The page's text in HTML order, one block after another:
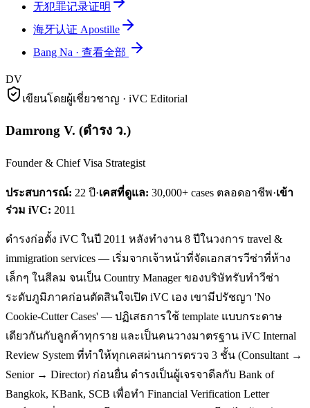
无犯罪记录证明
海牙认证 Apostille
Bang Na · 查看全部
DV
เขียนโดยผู้เชี่ยวชาญ · iVC Editorial
Damrong V. (ดำรง ว.)
Founder & Chief Visa Strategist
ประสบการณ์: 22 ปี·เคสที่ดูแล: 30,000+ cases ตลอดอาชีพ·เข้า
ร่วม iVC: 2011
ดำรงก่อตั้ง iVC ในปี 2011 หลังทำงาน 8 ปีในวงการ travel &
immigration services — เริ่มจากเจ้าหน้าที่จัดเอกสารวีซ่าที่ห้าง
เล็กๆ ในสีลม จนเป็น Country Manager ของบริษัทรับทำวีซ่า
ระดับภูมิภาคก่อนตัดสินใจเปิด iVC เอง เขามีปรัชญา 'No
Cookie-Cutter Cases' — ปฏิเสธการใช้ template แบบกระดาษ
เดียวกันกับลูกค้าทุกราย และเป็นคนวางมาตรฐาน iVC Internal
Review System ที่ทำให้ทุกเคสผ่านการตรวจ 3 ชั้น (Consultant →
Senior → Director) ก่อนยื่น ดำรงเป็นผู้เจรจาดีลกับ Bank of
Bangkok, KBank, SCB เพื่อทำ Financial Verification Letter